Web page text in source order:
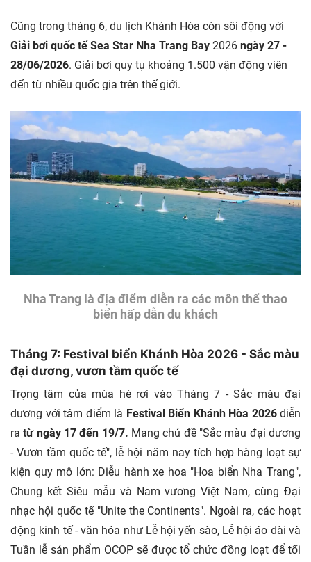
Cũng trong tháng 6, du lịch Khánh Hòa còn sôi động với
Giải bơi quốc tế Sea Star Nha Trang Bay 2026 ngày 27 -
28/06/2026. Giải bơi quy tụ khoảng 1.500 vận động viên
đến từ nhiều quốc gia trên thế giới.
Nha Trang là địa điểm diễn ra các môn thể thao
biển hấp dẫn du khách
Tháng 7: Festival biển Khánh Hòa 2026 - Sắc màu
đại dương, vươn tầm quốc tế
Trọng tâm của mùa hè rơi vào Tháng 7 - Sắc màu đại
dương với tâm điểm là Festival Biển Khánh Hòa 2026 diễn
ratừ ngày 17 đến 19/7. Mang chủ đề "Sắc màu đại dương
- Vươn tầm quốc tế", lễ hội năm nay tích hợp hàng loạt sự
kiện quy mô lớn: Diễu hành xe hoa "Hoa biển Nha Trang",
Chung kết Siêu mẫu và Nam vương Việt Nam, cùng Đại
nhạc hội quốc tế "Unite the Continents". Ngoài ra, các hoạt
động kinh tế - văn hóa như Lễ hội yến sào, Lễ hội áo dài và
Tuần lễ sản phẩm OCOP sẽ được tổ chức đồng loạt để tối